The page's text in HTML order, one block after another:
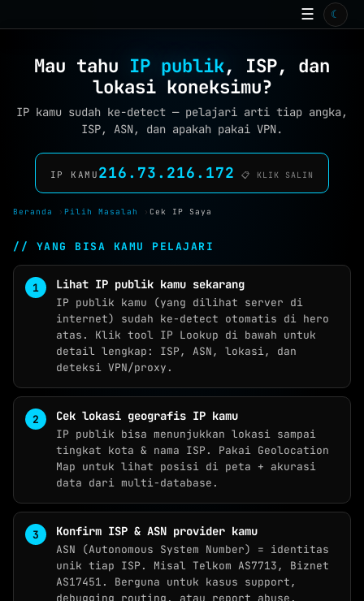
TOOLS ONLINE
GAME
TENTANG
TOOLS JARINGAN :
IP TOOLS
IP LOOKUP
CEK IPV6 NEW
REVERSE IP
MAC LOOKUP
BLACKLIST CHECK
☰ ☾
Mau tahu IP publik, ISP, dan
lokasi koneksimu?
IP kamu sudah ke-detect — pelajari arti tiap angka,
ISP, ASN, dan apakah pakai VPN.
IP KAMU 216.73.216.172 📋 KLIK SALIN
Beranda › Pilih Masalah › Cek IP Saya
// YANG BISA KAMU PELAJARI
Lihat IP publik kamu sekarang
IP publik kamu (yang dilihat server di
internet) sudah ke-detect otomatis di hero
atas. Klik tool IP Lookup di bawah untuk
detail lengkap: ISP, ASN, lokasi, dan
deteksi VPN/proxy.
Cek lokasi geografis IP kamu
IP publik bisa menunjukkan lokasi sampai
tingkat kota & nama ISP. Pakai Geolocation
Map untuk lihat posisi di peta + akurasi
data dari multi-database.
Konfirm ISP & ASN provider kamu
ASN (Autonomous System Number) = identitas
unik tiap ISP. Misal Telkom AS7713, Biznet
AS17451. Berguna untuk kasus support,
debugging routing, atau report abuse.